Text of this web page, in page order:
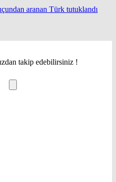
aranan Türk tutuklandı
takip edebilirsiniz !